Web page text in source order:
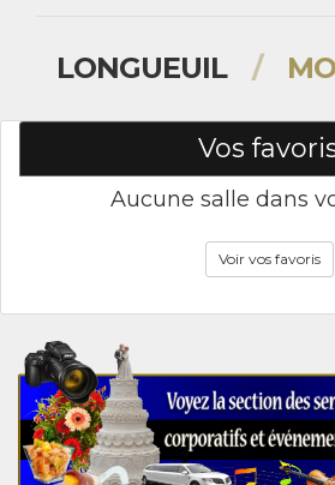
LONGUEUIL /
Vos
Aucune salle dans
Voir vos favoris